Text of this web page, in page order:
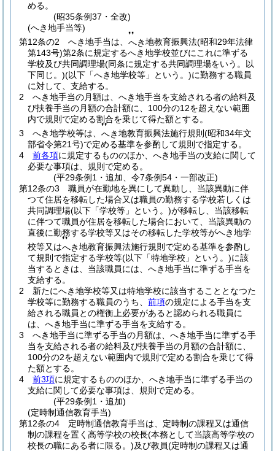
める。
(昭35条例37・全改)
(へき地手当等)
第12条の2
へき地手当は、 へき
❜❜
地教育振興法(昭和29年法律
第143号)第2条に規定するへき地学校並びにこれに準ずる
学校及び共同調理場(同条に規定する共同調理場をいう。以
下同じ。)(以下「へき地学校等」という。)に勤務する職員
に対して、支給する。
2
へき地手当の月額は、へき地手当を支給される者の給料及
び扶養手当の月額の合計額に、100分の12を超えない範囲
内で規則で定める割合を乗じて得た額とする。
3
へき地学校等は、 へき
❜❜
地教育振興法施行規則 (昭和34年文
部省令第21号)で定める基準を参酌して規則で指定する。
4
前各項に規定するもののほか、へき地手当の支給に関して
必要な事項は、規則で定める。
(平29条例1・追加、令7条例54・一部改正)
第12条の3
職員が在勤地を異にして異動し、当該異動に伴
つて住居を移転した場合又は職員の勤務する学校若しくは
共同調理場(以下「学校等」という。)が移転し、当該移転
に伴つて職員が住居を移転した場合において、当該異動の
直後に勤務する学校等又はその移転した学校等がへき地学
校等又はへき
❜❜
地教育振興法施行規則で定める基準を参酌し
て規則で指定する学校等(以下「特地学校」という。)に該
当するときは、当該職員には、へき地手当に準ずる手当を
支給する。
2
新たにへき地学校等又は特地学校に該当することとなつた
学校等に勤務する職員のうち、 前項の規定による手当を支
給される職員との権衡上必要があると認められる職員に
は、へき地手当に準ずる手当を支給する。
3
へき地手当に準ずる手当の月額は、へき地手当に準ずる手
当を支給される者の給料及び扶養手当の月額の合計額に、
100分の2を超えない範囲内で規則で定める割合を乗じて得
た額とする。
4
前3項に規定するもののほか、へき地手当に準ずる手当の
支給に関して必要な事項は、規則で定める。
(平29条例1・追加)
(定時制通信教育手当)
第12条の4
定時制通信教育手当は、定時制の課程又は通信
制の課程を置く高等学校の校長(本務として当該高等学校の
校長の職にある者に限る。)及び教員(定時制の課程又は通